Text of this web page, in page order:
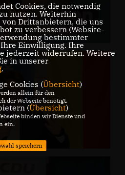
Cookies, die notwendig
nutzen. Weiterhin
Drittanbietern, die uns
zu verbessern (Website-
bestimmter
Einwilligung. Ihre
jederzeit widerrufen. Weitere
in unserer
.
Cookies (Übersicht)
allein für den
der Webseite benötigt.
(Übersicht)
binden wir Dienste und
ein.
speichern